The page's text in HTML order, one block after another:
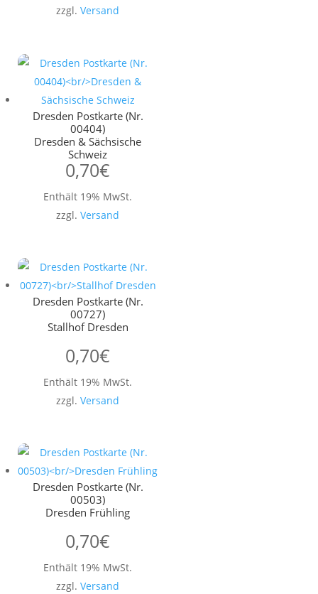
zzgl.Versand
Dresden Postkarte (Nr.
00404)
Dresden & Sächsische
Schweiz
0,70€
Enthält 19% MwSt.
zzgl.Versand
Dresden Postkarte (Nr.
00727)
Stallhof Dresden
0,70€
Enthält 19% MwSt.
zzgl.Versand
Dresden Postkarte (Nr.
00503)
Dresden Frühling
0,70€
Enthält 19% MwSt.
zzgl.Versand